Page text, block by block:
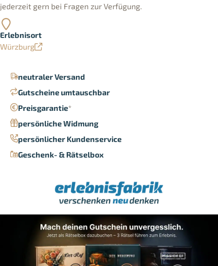
neutraler Versand
Gutscheine umtauschbar
Preisgarantie*
persönliche Widmung
persönlicher Kundenservice
Geschenk- & Rätselbox
jederzeit gern bei Fragen zur Verfügung.
Erlebnisort
Würzburg